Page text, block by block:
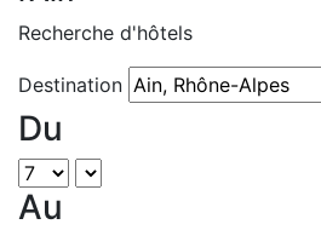
Recherche d'hôtels
Destination
Du
Au